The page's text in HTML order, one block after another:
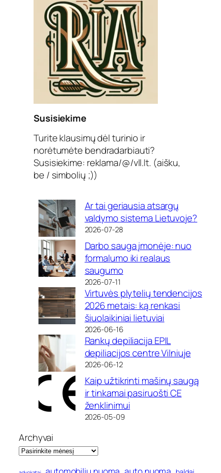
Susisiekime
Turite klausimų dėl turinio ir
norėtumėte bendradarbiauti?
Susisiekime: reklama/@/vll.lt. (aišku,
be / simbolių ;))
Ar tai geriausia atsargų
valdymo sistema Lietuvoje?
2026-07-28
Darbo sauga įmonėje: nuo
formalumo iki realaus
saugumo
2026-07-11
Virtuvės plytelių tendencijos
2026 metais: ką renkasi
šiuolaikiniai lietuviai
2026-06-16
Rankų depiliacija EPIL
depiliacijos centre Vilniuje
2026-06-12
Kaip užtikrinti mašinų saugą
ir tinkamai pasiruošti CE
ženklinimui
2026-05-09
Archyvai